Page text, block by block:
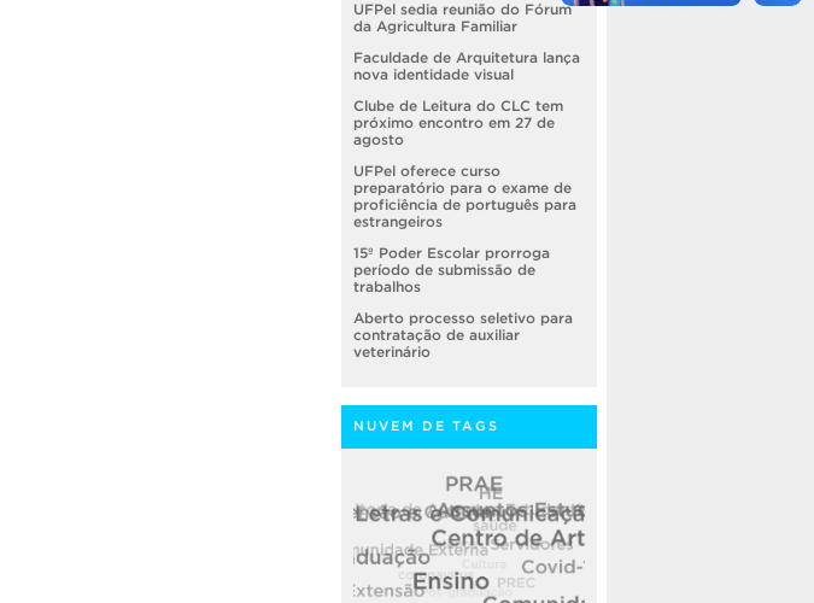
UFPel sedia reunião do Fórum
da Agricultura Familiar
Faculdade de Arquitetura lança
nova identidade visual
Clube de Leitura do CLC tem
próximo encontro em 27 de
agosto
UFPel oferece curso
preparatório para o exame de
proficiência de português para
estrangeiros
15º Poder Escolar prorroga
período de submissão de
trabalhos
Aberto processo seletivo para
contratação de auxiliar
veterinário
NUVEM DE TAGS